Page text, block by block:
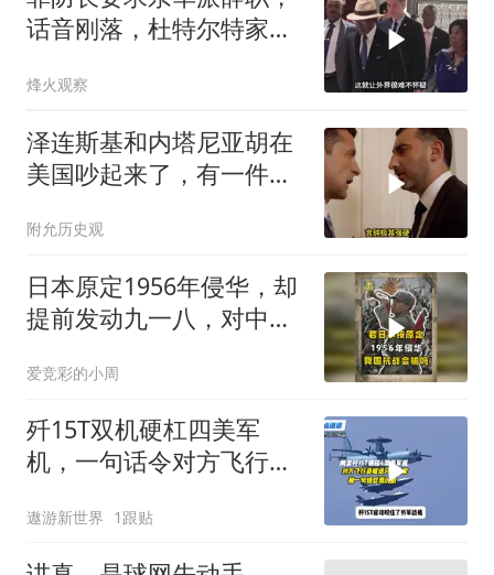
话音刚落，杜特尔特家族
烽火观察
泽连斯基和内塔尼亚胡在
美国吵起来了，有一件事
附允历史观
日本原定1956年侵华，却
提前发动九一八，对中国
爱竞彩的小周
歼15T双机硬杠四美军
机，一句话令对方飞行员
遨游新世界 1跟贴